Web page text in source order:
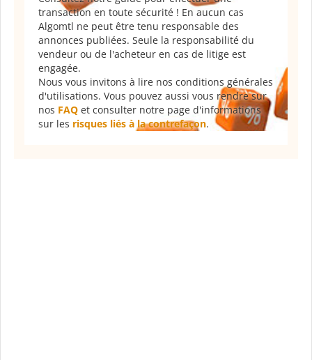
transaction en toute sécurité ! En aucun cas
Algomtl ne peut être tenu responsable des
annonces publiées. Seule la responsabilité du
vendeur ou de l'acheteur en cas de litige est
engagée.
Nous vous invitons à lire nos conditions générales
d'utilisations. Vous pouvez aussi vous rendre sur
nos FAQ et consulter notre page d'informations
sur les risques liés à la contrefaçon.